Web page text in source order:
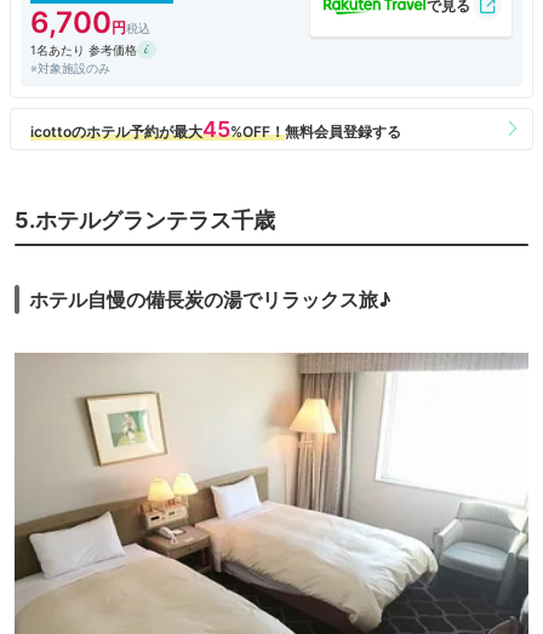
6,700
1名あたり 参考価格
※対象施設のみ
5.ホテルグランテラス千歳
ホテル自慢の備長炭の湯でリラックス旅♪